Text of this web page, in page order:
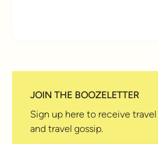
JOIN THE BOOZELETTER
Sign up here to receive
and travel gossip.